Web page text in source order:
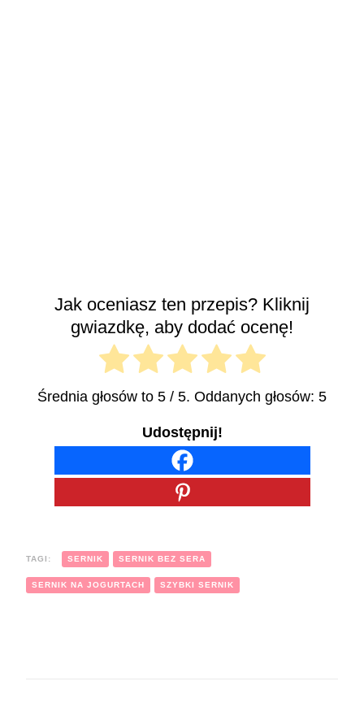
Jak oceniasz ten przepis? Kliknij
gwiazdkę, aby dodać ocenę!
Średnia głosów to 5 / 5. Oddanych głosów: 5
Udostępnij!
TAGI: SERNIK SERNIK BEZ SERA
SERNIK NA JOGURTACH SZYBKI SERNIK